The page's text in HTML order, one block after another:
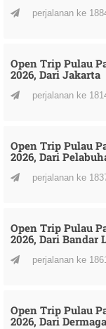
perjalanan ke
Open Trip Pulau
2026, Dari Jakarta
perjalanan ke
Open Trip Pulau
2026, Dari
perjalanan ke
Open Trip Pulau
2026, Dari Bandar
perjalanan ke
Open Trip Pulau
2026, Dari